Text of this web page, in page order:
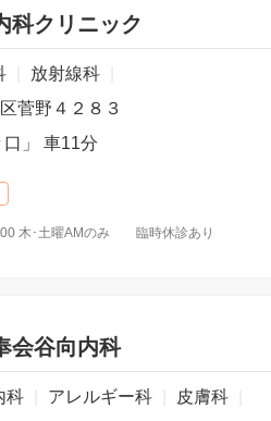
科クリニック
放射線科
菅野４２８３
」 車11分
木･土曜AMのみ 臨時休診あり
会谷向内科
科 アレルギー科 皮膚科